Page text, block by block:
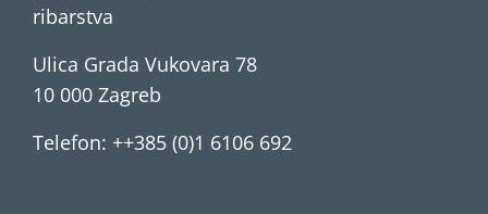
ribarstva
Ulica Grada Vukovara 78
10 000 Zagreb
Telefon: ++385 (0)1 6106 692